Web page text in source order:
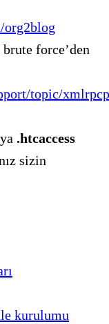
org2blog
force’den
topic/
.htcaccess
sizin
kurulumu